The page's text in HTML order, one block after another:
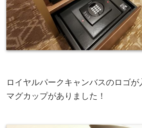
ロイヤルパークキャンバスのロゴ
マグカップがありました！